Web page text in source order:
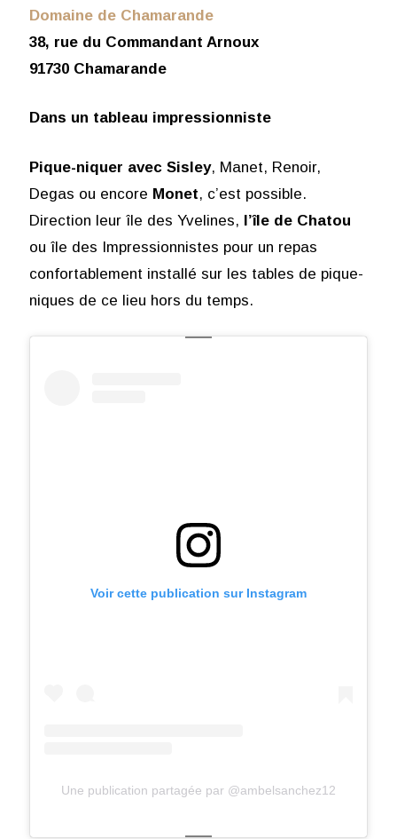
Domaine de Chamarande
38, rue du Commandant Arnoux
91730 Chamarande
Dans un tableau impressionniste
Pique-niquer avec Sisley, Manet, Renoir,
Degas ou encore Monet, c’est possible.
Direction leur île des Yvelines, l’île de Chatou
ou île des Impressionnistes pour un repas
confortablement installé sur les tables de pique-
niques de ce lieu hors du temps.
Voir cette publication sur Instagram
Une publication partagée par @ambelsanchez12